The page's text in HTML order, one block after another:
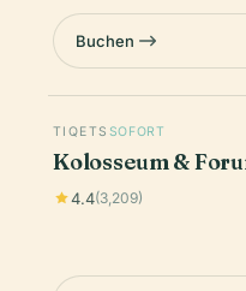
Buchen
TIQETS SOFORT
Kolosseum &
4.4(3,209)